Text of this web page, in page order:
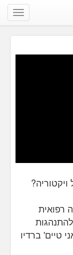
שנה
רפואית
טיים' ברדיו